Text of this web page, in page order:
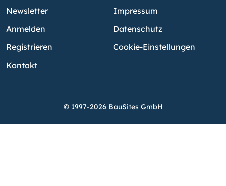
Newsletter
Anmelden
Registrieren
Kontakt
Impressum
Datenschutz
Cookie-Einstellungen
© 1997-2026 BauSites GmbH